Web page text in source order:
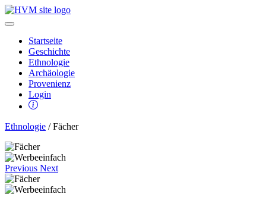
Startseite
Geschichte
Ethnologie
Archäologie
Provenienz
Login
Ethnologie / Fächer
Previous Next